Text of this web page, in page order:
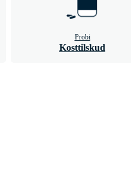
Probi
Kosttilskud